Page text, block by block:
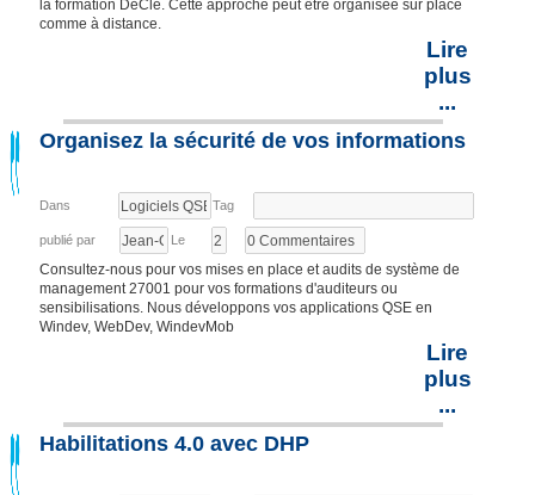
la formation DéClé. Cette approche peut être organisée sur place
comme à distance.
Lire
plus
...
Organisez la sécurité de vos informations
Dans Tag
publié par Le
Consultez-nous pour vos mises en place et audits de système de
management 27001 pour vos formations d'auditeurs ou
sensibilisations. Nous développons vos applications QSE en
Windev, WebDev, WindevMob
Lire
plus
...
Habilitations 4.0 avec DHP